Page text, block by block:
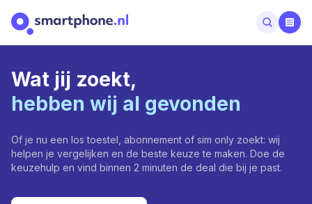
Wat jij zoekt,
hebben wij al gevonden
Of je nu een los toestel, abonnement of sim only zoekt: wij
helpen je vergelijken en de beste keuze te maken. Doe de
keuzehulp en vind binnen 2 minuten de deal die bij je past.